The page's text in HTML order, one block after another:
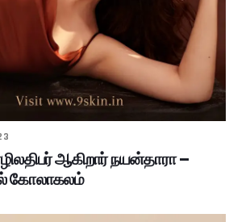
ஆகிறார் நயன்தாரா –
கோலாகலம்